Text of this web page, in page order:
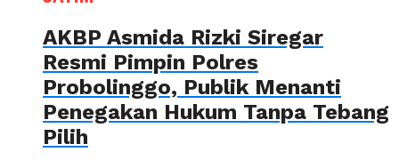
AKBP Asmida Rizki Siregar
Resmi Pimpin Polres
Probolinggo, Publik Menanti
Penegakan Hukum Tanpa Tebang
Pilih